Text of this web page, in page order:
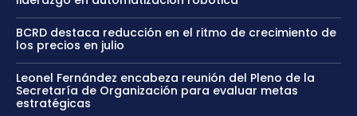
BCRD destaca reducción en el ritmo de crecimiento de
los precios en julio
Leonel Fernández encabeza reunión del Pleno de la
Secretaría de Organización para evaluar metas
estratégicas